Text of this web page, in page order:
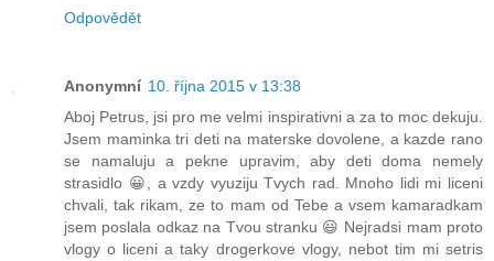
Odpovědět
Anonymní 10. října 2015 v 13:38
Aboj Petrus, jsi pro me velmi inspirativni a za to moc dekuju.
Jsem maminka tri deti na materske dovolene, a kazde rano
se namaluju a pekne upravim, aby deti doma nemely
strasidlo 😀, a vzdy vyuziju Tvych rad. Mnoho lidi mi liceni
chvali, tak rikam, ze to mam od Tebe a vsem kamaradkam
jsem poslala odkaz na Tvou stranku 😃 Nejradsi mam proto
vlogy o liceni a taky drogerkove vlogy, nebot tim mi setris